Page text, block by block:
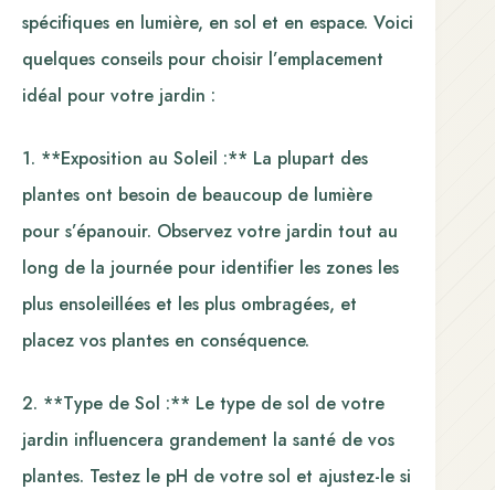
spécifiques en lumière, en sol et en espace. Voici
quelques conseils pour choisir l’emplacement
idéal pour votre jardin :
1. **Exposition au Soleil :** La plupart des
plantes ont besoin de beaucoup de lumière
pour s’épanouir. Observez votre jardin tout au
long de la journée pour identifier les zones les
plus ensoleillées et les plus ombragées, et
placez vos plantes en conséquence.
2. **Type de Sol :** Le type de sol de votre
jardin influencera grandement la santé de vos
plantes. Testez le pH de votre sol et ajustez-le si